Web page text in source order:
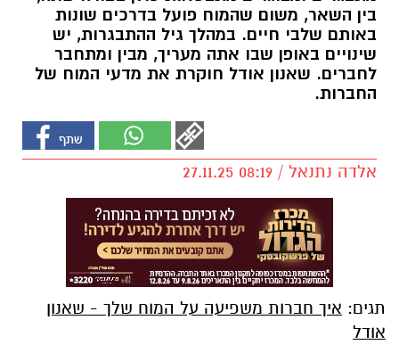
בין השאר, משום שהמוח פועל בדרכים שונות
באותם שלבי חיים. במהלך גיל ההתבגרות, יש
שינויים באופן שבו אתה מעריך, מבין ומתחבר
לחברים. שאנון אודל חוקרת את מדעי המוח של
החברות.
אלדה נתנאל / 08:19 27.11.25
תגים: איך חברות משפיעה על המוח שלך - שאנון
אודל